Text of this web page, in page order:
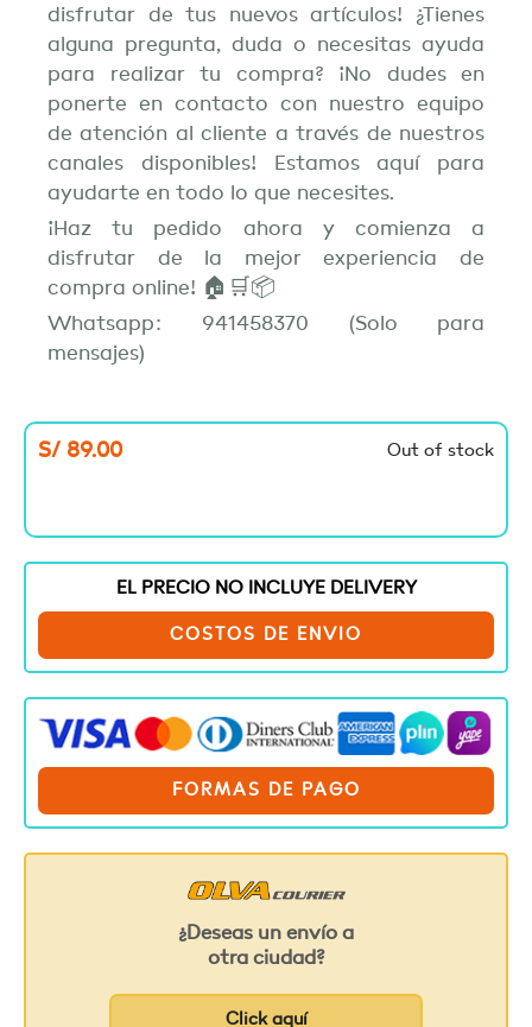
disfrutar de tus nuevos artículos! ¿Tienes
alguna pregunta, duda o necesitas ayuda
para realizar tu compra? ¡No dudes en
ponerte en contacto con nuestro equipo
de atención al cliente a través de nuestros
canales disponibles! Estamos aquí para
ayudarte en todo lo que necesites.
¡Haz tu pedido ahora y comienza a
disfrutar de la mejor experiencia de
compra online! 🏠🛒📦
Whatsapp: 941458370 (Solo para
mensajes)
S/ 89.00 Out of stock
EL PRECIO NO INCLUYE DELIVERY
COSTOS DE ENVIO
FORMAS DE PAGO
¿Deseas un envío a
otra ciudad?
Click aquí